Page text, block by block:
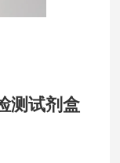
测试剂盒